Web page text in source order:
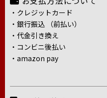
・クレジットカード
・銀行振込 （前払い）
・代金引き換え
・コンビニ後払い
・amazon pay